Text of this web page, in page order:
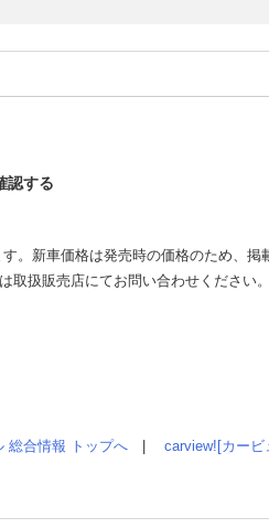
認する
。新車価格は発売時の価格のため、掲
取扱販売店にてお問い合わせください。
総合情報 トップへ carview![カー